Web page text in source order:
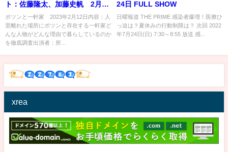
ト：佐藤隆太、加藤史帆 2月12
日
ポツンと一軒家 2023年2月12日内容：人
里離れた場所にポツンと存在する一軒家ど
んな人物がどんな理由で暮らしているのか
を徹底調査出演者：所...
24日 FULL SHOW
日曜報道 THE PRIME 感染者爆増！医療ひ
っ迫は？夏休みの行動制限は？ 次回 2022
年7月24日(日) 7:30～8:55 放送 感...
xrea